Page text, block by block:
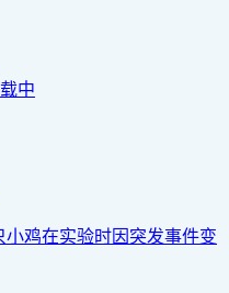
中
鸡在实验时因突发事件变